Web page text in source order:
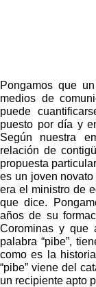
Pongamos que
medios de
puede
puesto por día y
Según nuestra
relación de
propuesta
es un joven
era el ministro de
que dice.
años de su
Corominas y que
palabra “pibe”,
como es la
“pibe” viene del
un recipiente apto